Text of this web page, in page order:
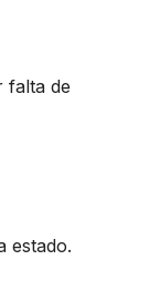
falta de
estado.